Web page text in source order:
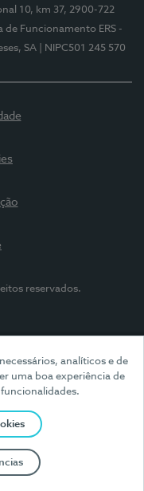
analíticos e de
uma boa experiência de
funcionalidades.
10, km 37, 2900-722
de Funcionamento ERS -
SA | NIPC501 245 570
reservados.